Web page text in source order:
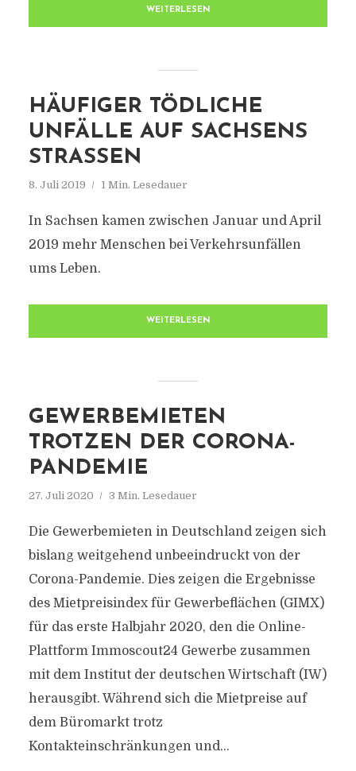
WEITERLESEN
HÄUFIGER TÖDLICHE
UNFÄLLE AUF SACHSENS
STRASSEN
8. Juli 2019 1 Min. Lesedauer
In Sachsen kamen zwischen Januar und April
2019 mehr Menschen bei Verkehrsunfällen
ums Leben.
WEITERLESEN
GEWERBEMIETEN
TROTZEN DER CORONA-
PANDEMIE
27. Juli 2020 3 Min. Lesedauer
Die Gewerbemieten in Deutschland zeigen sich
bislang weitgehend unbeeindruckt von der
Corona-Pandemie. Dies zeigen die Ergebnisse
des Mietpreisindex für Gewerbeflächen (GIMX)
für das erste Halbjahr 2020, den die Online-
Plattform Immoscout24 Gewerbe zusammen
mit dem Institut der deutschen Wirtschaft (IW)
herausgibt. Während sich die Mietpreise auf
dem Büromarkt trotz
Kontakteinschränkungen und...